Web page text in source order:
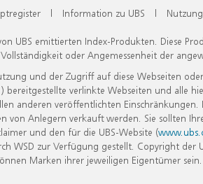
| Information zu UBS |
UBS emittierten Index-Produkten. Diese
oder Angemessenheit der
und der Zugriff auf diese Webseiten
verlinkte Webseiten und alle
anderen veröffentlichten
Anlegern verkauft werden. Sie sollten
und den für die UBS-Website (
zur Verfügung gestellt. Copyright der
Marken ihrer jeweiligen Eigentümer